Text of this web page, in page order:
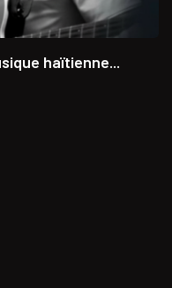
haïtienne...